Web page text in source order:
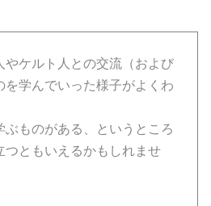
やケルト人との交流（および
を学んでいった様子がよくわ
ものがある、というところ
つともいえるかもしれませ